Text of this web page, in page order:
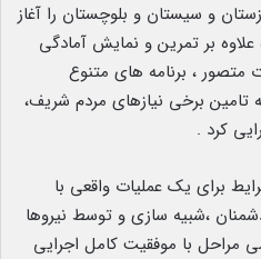
و سیستان و بلوچستان را آغاز
علاوه بر تمرین و نمایش آمادگی
متصور ، برنامه های متنوع
برخی نیازهای مردم شریف،
کرد .
برای یک عملیات واقعی با
،شبیه سازی و توسط نیروها
مراحل با موفقیت کامل اجرایی